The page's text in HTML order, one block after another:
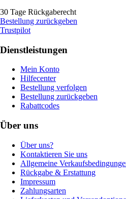
30 Tage Rückgaberecht
Bestellung zurückgeben
Trustpilot
Dienstleistungen
Mein Konto
Hilfecenter
Bestellung verfolgen
Bestellung zurückgeben
Rabattcodes
Über uns
Über uns?
Kontaktieren Sie uns
Allgemeine
Rückgabe & Erstattung
Impressum
Zahlungsarten